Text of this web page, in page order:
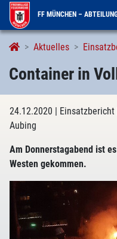
FF MÜNCHEN –
Aktuelles
Container in
24.12.2020 | Einsatzbericht
Aubing
Am Donnerstagabend ist
Westen gekommen.